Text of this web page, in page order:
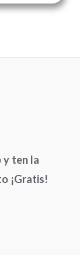
y ten la
¡Gratis!